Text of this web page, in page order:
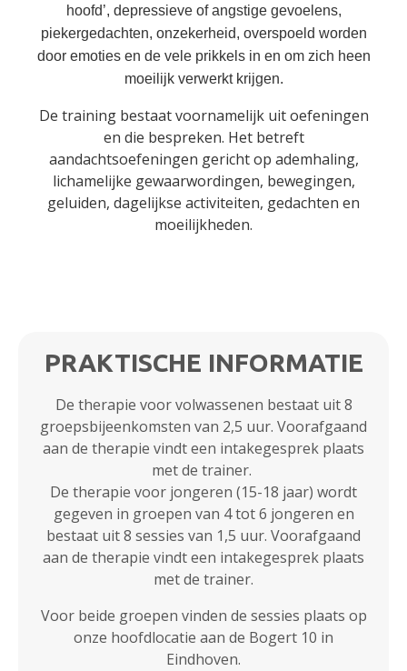
hoofd’, depressieve of angstige gevoelens,
piekergedachten, onzekerheid, overspoeld worden
door emoties en de vele prikkels in en om zich heen
moeilijk verwerkt krijgen.
De training bestaat voornamelijk uit oefeningen
en die bespreken. Het betreft
aandachtsoefeningen gericht op ademhaling,
lichamelijke gewaarwordingen, bewegingen,
geluiden, dagelijkse activiteiten, gedachten en
moeilijkheden.
PRAKTISCHE INFORMATIE
De therapie voor volwassenen bestaat uit 8
groepsbijeenkomsten van 2,5 uur. Voorafgaand
aan de therapie vindt een intakegesprek plaats
met de trainer.
De therapie voor jongeren (15-18 jaar) wordt
gegeven in groepen van 4 tot 6 jongeren en
bestaat uit 8 sessies van 1,5 uur. Voorafgaand
aan de therapie vindt een intakegesprek plaats
met de trainer.
Voor beide groepen vinden de sessies plaats op
onze hoofdlocatie aan de Bogert 10 in
Eindhoven.